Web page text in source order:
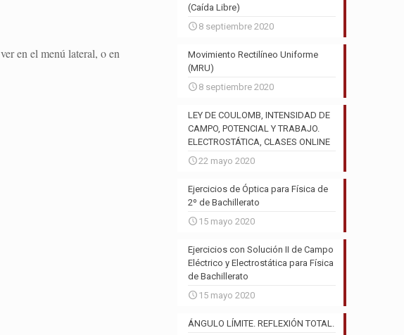
en el menú lateral, o en
(Caída Libre)
8 septiembre 2020
Movimiento Rectilíneo Uniforme
(MRU)
8 septiembre 2020
LEY DE COULOMB, INTENSIDAD DE
CAMPO, POTENCIAL Y TRABAJO.
ELECTROSTÁTICA, CLASES ONLINE
22 mayo 2020
Ejercicios de Óptica para Física de
2º de Bachillerato
15 mayo 2020
Ejercicios con Solución II de Campo
Eléctrico y Electrostática para Física
de Bachillerato
15 mayo 2020
ÁNGULO LÍMITE. REFLEXIÓN TOTAL.